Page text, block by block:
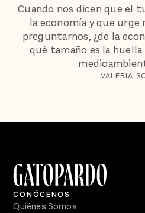
Cuando nos dicen que el
la economía y que urge
preguntarnos, ¿de la
qué tamaño es la
VALERIA
CONÓCENOS
Quiénes Somos